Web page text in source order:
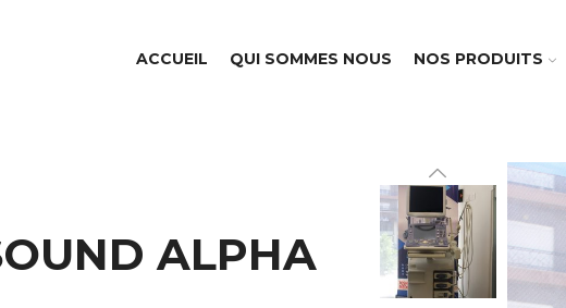
ACCUEIL QUI SOMMES NOUS NOS PRODUITS
ALPHA